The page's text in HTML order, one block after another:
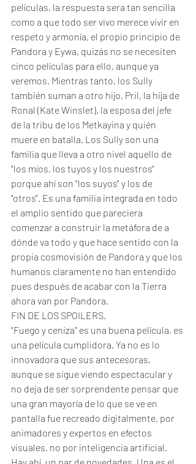
películas, la respuesta sera tan sencilla
como a que todo ser vivo merece vivir en
respeto y armonía, el propio principio de
Pandora y Eywa, quizás no se necesiten
cinco películas para ello, aunque ya
veremos. Mientras tanto, los Sully
también suman a otro hijo, Pril, la hija de
Ronal (Kate Winslet), la esposa del jefe
de la tribu de los Metkayina y quién
muere en batalla. Los Sully son una
familia que lleva a otro nivel aquello de
"los míos, los tuyos y los nuestros"
porque ahí son "los suyos" y los de
"otros". Es una familia integrada en todo
el amplio sentido que pareciera
comenzar a construir la metáfora de a
dónde va todo y que hace sentido con la
propia cosmovisión de Pandora y que los
humanos claramente no han entendido
pues después de acabar con la Tierra
ahora van por Pandora.
FIN DE LOS SPOILERS.
"Fuego y ceniza" es una buena película, es
una película cumplidora. Ya no es lo
innovadora que sus antecesoras,
aunque se sigue viendo espectacular y
no deja de ser sorprendente pensar que
una gran mayoría de lo que se ve en
pantalla fue recreado digitalmente, por
animadores y expertos en efectos
visuales, no por inteligencia artificial.